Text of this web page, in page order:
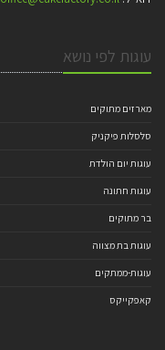
עוגות לפי נושא
מארזים מתוקים
סלסלות פיקניק
עוגות יום הולדת
עוגות חתונה
בר מתוקים
עוגות בת מצווה
עוגות-ממתקים
קאפקייקס